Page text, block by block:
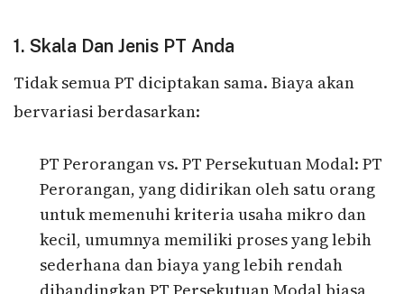
1. Skala Dan Jenis PT Anda
Tidak semua PT diciptakan sama. Biaya akan
bervariasi berdasarkan:
PT Perorangan vs. PT Persekutuan Modal: PT
Perorangan, yang didirikan oleh satu orang
untuk memenuhi kriteria usaha mikro dan
kecil, umumnya memiliki proses yang lebih
sederhana dan biaya yang lebih rendah